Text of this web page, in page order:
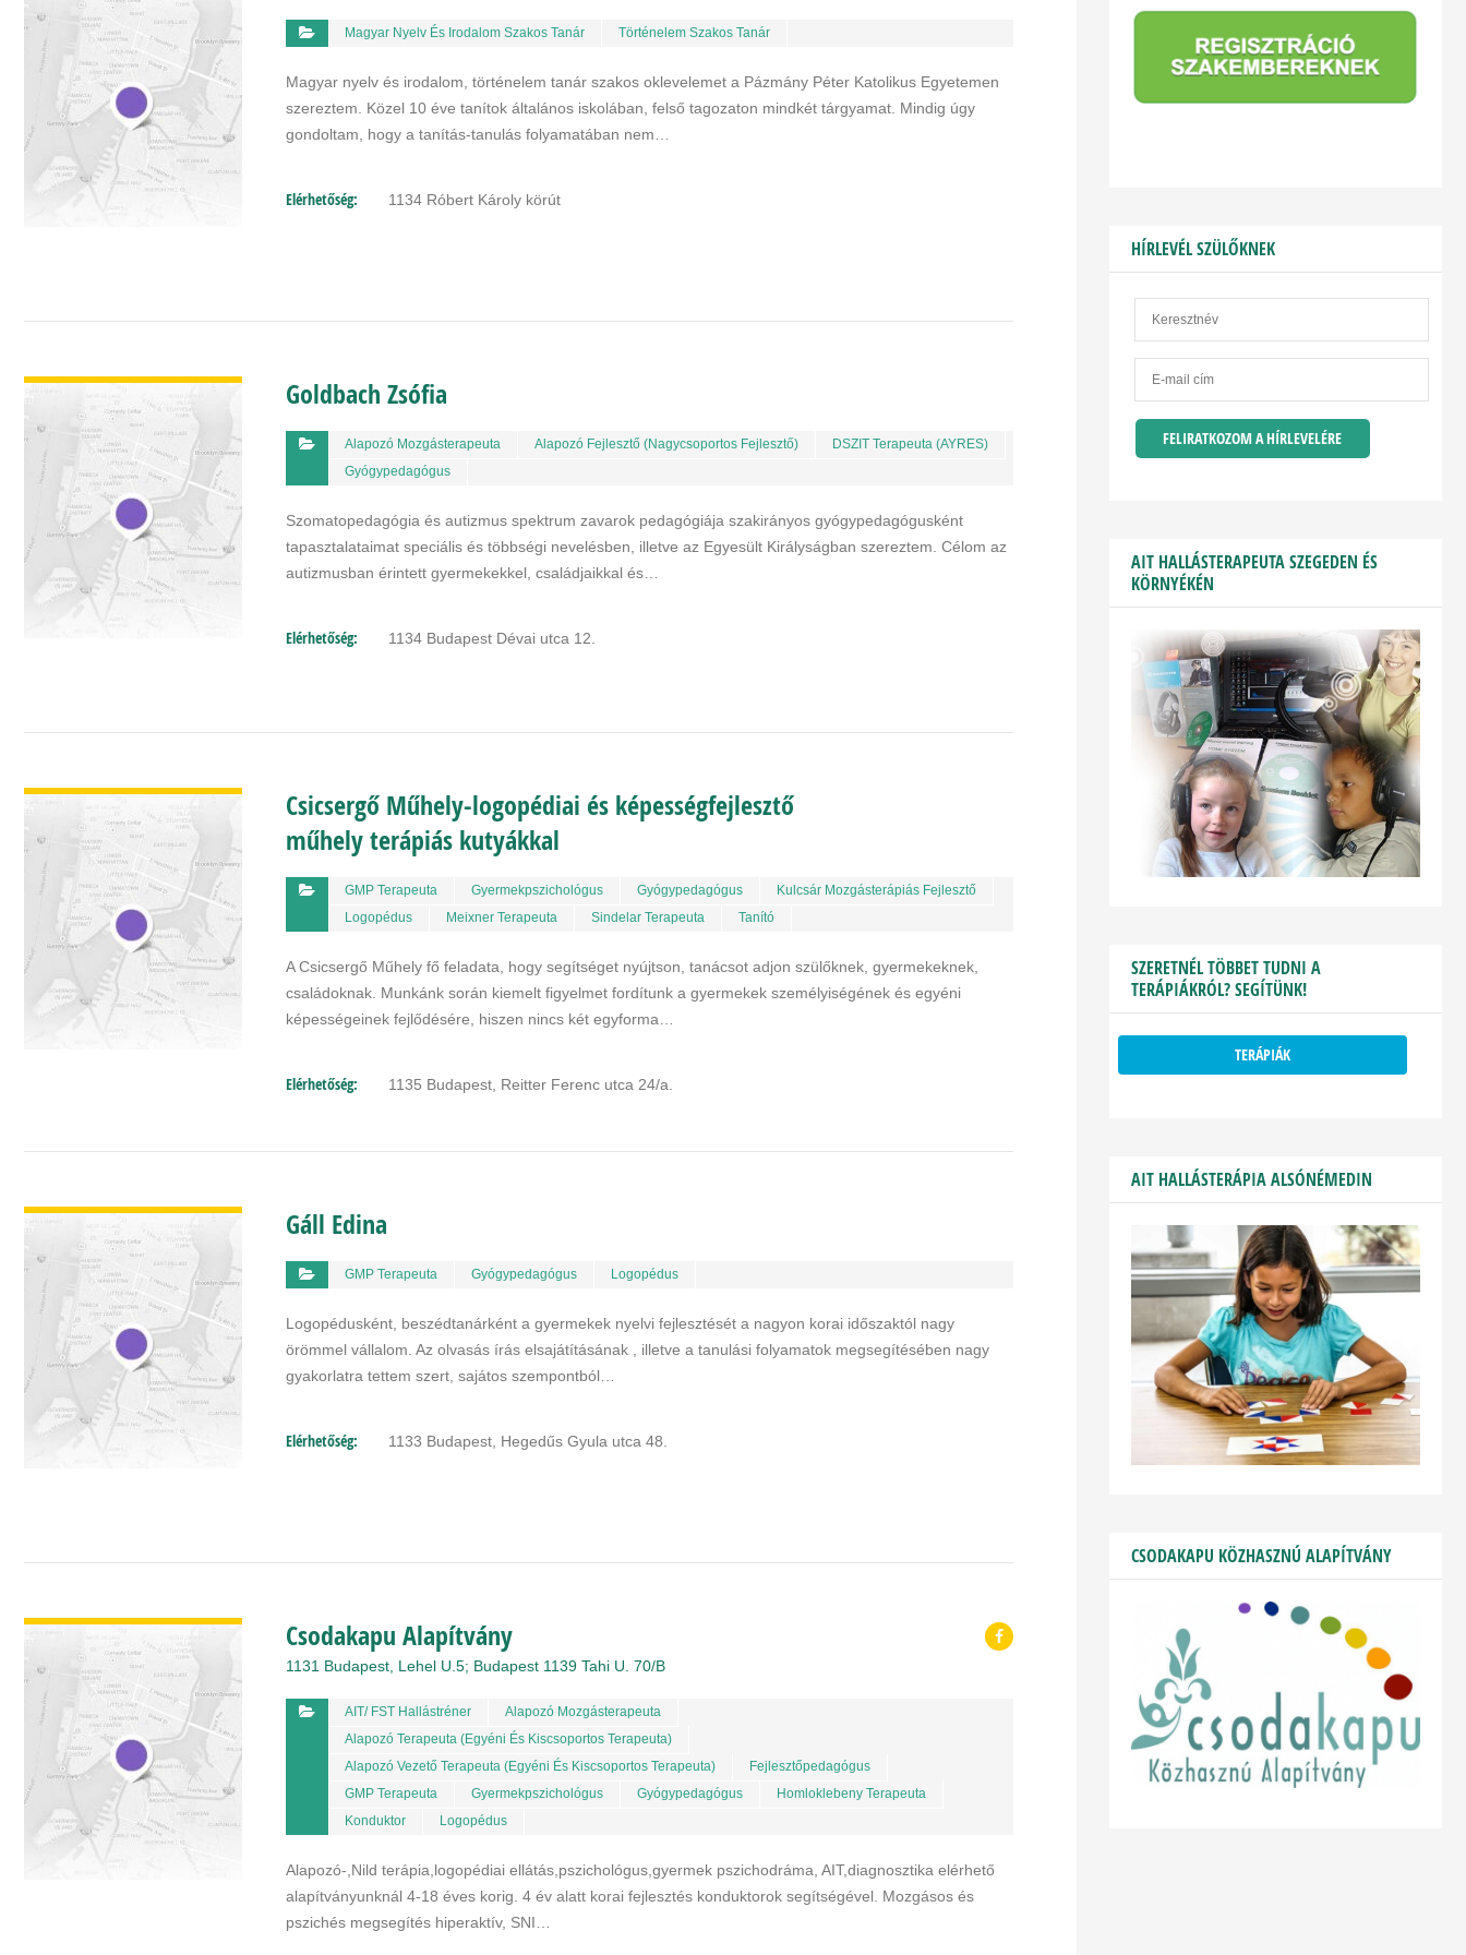
Magyar Nyelv És Irodalom Szakos Tanár Történelem Szakos Tanár
Magyar nyelv és irodalom, történelem tanár szakos oklevelemet a Pázmány Péter Katolikus Egyetemen
szereztem. Közel 10 éve tanítok általános iskolában, felső tagozaton mindkét tárgyamat. Mindig úgy
gondoltam, hogy a tanítás-tanulás folyamatában nem…
Elérhetőség: 1134 Róbert Károly körút
Goldbach Zsófia
Alapozó Mozgásterapeuta Alapozó Fejlesztő (nagycsoportos Fejlesztő)
DSZIT Terapeuta (AYRES)
Gyógypedagógus
Szomatopedagógia és autizmus spektrum zavarok pedagógiája szakirányos gyógypedagógusként
tapasztalataimat speciális és többségi nevelésben, illetve az Egyesült Királyságban szereztem. Célom az
autizmusban érintett gyermekekkel, családjaikkal és…
Elérhetőség: 1134 Budapest Dévai utca 12.
Csicsergő Műhely-logopédiai és képességfejlesztő
műhely terápiás kutyákkal
GMP Terapeuta Gyermekpszichológus Gyógypedagógus
Kulcsár Mozgásterápiás Fejlesztő
Logopédus
Meixner Terapeuta Sindelar Terapeuta Tanító
A Csicsergő Műhely fő feladata, hogy segítséget nyújtson, tanácsot adjon szülőknek, gyermekeknek,
családoknak. Munkánk során kiemelt figyelmet fordítunk a gyermekek személyiségének és egyéni
képességeinek fejlődésére, hiszen nincs két egyforma…
Elérhetőség: 1135 Budapest, Reitter Ferenc utca 24/a.
Gáll Edina
GMP Terapeuta Gyógypedagógus Logopédus
Logopédusként, beszédtanárként a gyermekek nyelvi fejlesztését a nagyon korai időszaktól nagy
örömmel vállalom. Az olvasás írás elsajátításának , illetve a tanulási folyamatok megsegítésében nagy
gyakorlatra tettem szert, sajátos szempontból…
Elérhetőség: 1133 Budapest, Hegedűs Gyula utca 48.
Csodakapu Alapítvány
1131 Budapest, Lehel U.5; Budapest 1139 Tahi U. 70/b
AIT/ FST Hallástréner
Alapozó Mozgásterapeuta
Alapozó Terapeuta (egyéni És Kiscsoportos Terapeuta)
Alapozó Vezető Terapeuta (egyéni És Kiscsoportos Terapeuta)
Fejlesztőpedagógus
GMP Terapeuta
Gyermekpszichológus Gyógypedagógus
Homloklebeny Terapeuta
Konduktor
Logopédus
Alapozó-,Nild terápia,logopédiai ellátás,pszichológus,gyermek pszichodráma, AIT,diagnosztika elérhető
alapítványunknál 4-18 éves korig. 4 év alatt korai fejlesztés konduktorok segítségével. Mozgásos és
pszichés megsegítés hiperaktív, SNI…
HÍRLEVÉL SZÜLŐKNEK
AIT HALLÁSTERAPEUTA SZEGEDEN ÉS
KÖRNYÉKÉN
SZERETNÉL TÖBBET TUDNI A
TERÁPIÁKRÓL? SEGÍTÜNK!
TERÁPIÁK
AIT HALLÁSTERÁPIA ALSÓNÉMEDIN
CSODAKAPU KÖZHASZNÚ ALAPÍTVÁNY